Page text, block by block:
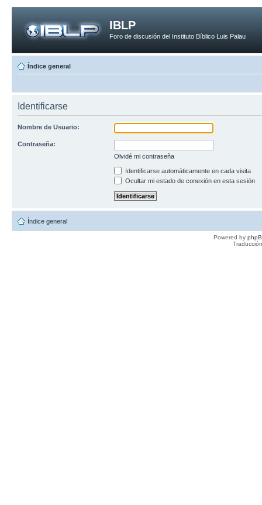
IBLP
Foro de discusión del Instituto Bíblico Luis Palau
Índice general
Identificarse
Nombre de Usuario:
Contraseña:
Olvidé mi contraseña
Identificarse automáticamente en cada visita
Ocultar mi estado de conexión en esta sesión
Índice general
Powered by